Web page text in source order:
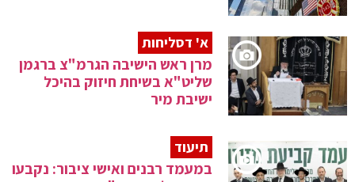
א' דסליחות
מרן ראש הישיבה הגרמ"צ ברגמן
שליט"א בשיחת חיזוק בהיכל
ישיבת מיר
תיעוד
במעמד רבנים ואישי ציבור: נקבעו